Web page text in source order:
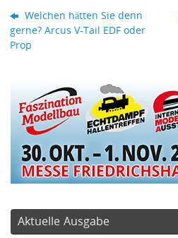
Welchen hätten Sie denn
gerne? Arcus V-Tail EDF oder
Prop
Aktuelle Ausgabe